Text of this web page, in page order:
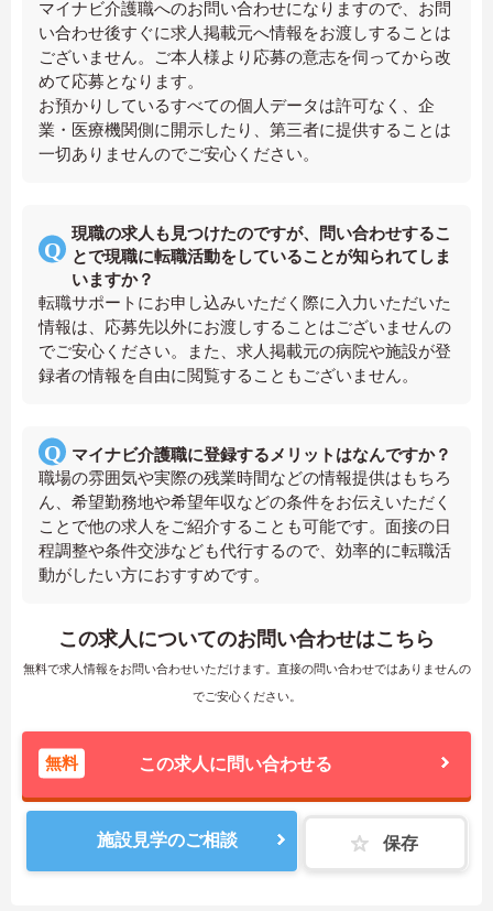
マイナビ介護職へのお問い合わせになりますので、お問
い合わせ後すぐに求人掲載元へ情報をお渡しすることは
ございません。ご本人様より応募の意志を伺ってから改
めて応募となります。
お預かりしているすべての個人データは許可なく、企
業・医療機関側に開示したり、第三者に提供することは
一切ありませんのでご安心ください。
現職の求人も見つけたのですが、問い合わせするこ
とで現職に転職活動をしていることが知られてしま
いますか？
転職サポートにお申し込みいただく際に入力いただいた
情報は、応募先以外にお渡しすることはございませんの
でご安心ください。また、求人掲載元の病院や施設が登
録者の情報を自由に閲覧することもございません。
マイナビ介護職に登録するメリットはなんですか？
職場の雰囲気や実際の残業時間などの情報提供はもちろ
ん、希望勤務地や希望年収などの条件をお伝えいただく
ことで他の求人をご紹介することも可能です。面接の日
程調整や条件交渉なども代行するので、効率的に転職活
動がしたい方におすすめです。
この求人についてのお問い合わせはこちら
無料で求人情報をお問い合わせいただけます。直接の問い合わせではありませんの
でご安心ください。
無料 この求人に問い合わせる
施設見学のご相談 保存